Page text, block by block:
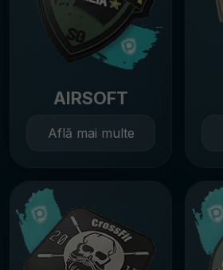
AIRSOFT
Află mai multe